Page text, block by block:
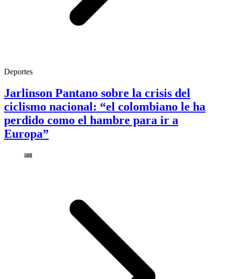
Deportes
Jarlinson Pantano sobre la crisis del
ciclismo nacional: “el colombiano le ha
perdido como el hambre para ir a
Europa”